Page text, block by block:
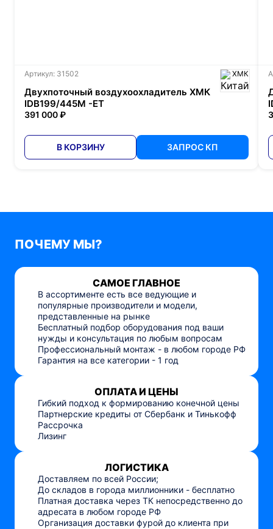
Артикул: 31502 ХМК
Двухпоточный воздухоохладитель ХМК
IDB199/445M -ET
391 000 ₽
В КОРЗИНУ ЗАПРОС КП
ПОЧЕМУ МЫ?
САМОЕ ГЛАВНОЕ
В ассортименте есть все ведующие и
популярные производители и модели,
представленные на рынке
Бесплатный подбор оборудования под ваши
нужды и консультация по любым вопросам
Профессиональный монтаж - в любом городе РФ
Гарантия на все категории - 1 год
ОПЛАТА И ЦЕНЫ
Гибкий подход к формированию конечной цены
Партнерские кредиты от Сбербанк и Тинькофф
Рассрочка
Лизинг
ЛОГИСТИКА
Доставляем по всей России;
До складов в города миллионники - бесплатно
Платная доставка через ТК непосредственно до
адресата в любом городе РФ
Организация доставки фурой до клиента при